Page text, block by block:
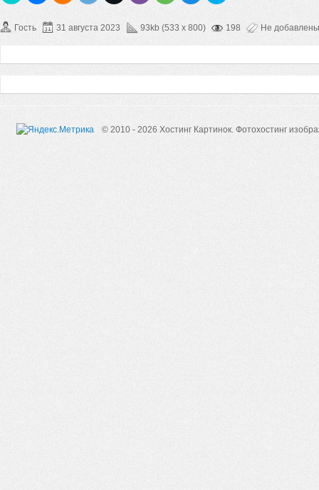
Гость 31 августа 2023 93kb (533 x 800) 198 Не добавлены
© 2010 - 2026 Хостинг Картинок. Фотохостинг